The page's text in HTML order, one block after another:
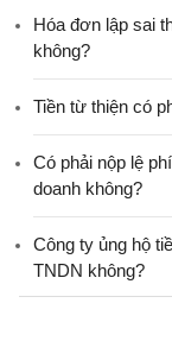
Hóa đơn lập sai
không?
Tiền từ thiện có
Có phải nộp lệ
doanh không?
Công ty ủng hộ
TNDN không?